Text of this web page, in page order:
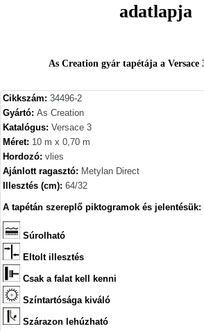
adatlapja
As Creation gyár tapétája a Versace
Cikkszám: 34496-2
Gyártó: As Creation
Katalógus: Versace 3
Méret: 10 m x 0,70 m
Hordozó: vlies
Ajánlott ragasztó: Metylan Direct
Illesztés (cm): 64/32
A tapétán szereplő piktogramok és jelentésük:
Súrolható
Eltolt illesztés
Csak a falat kell kenni
Színtartósága kiváló
Szárazon lehúzható